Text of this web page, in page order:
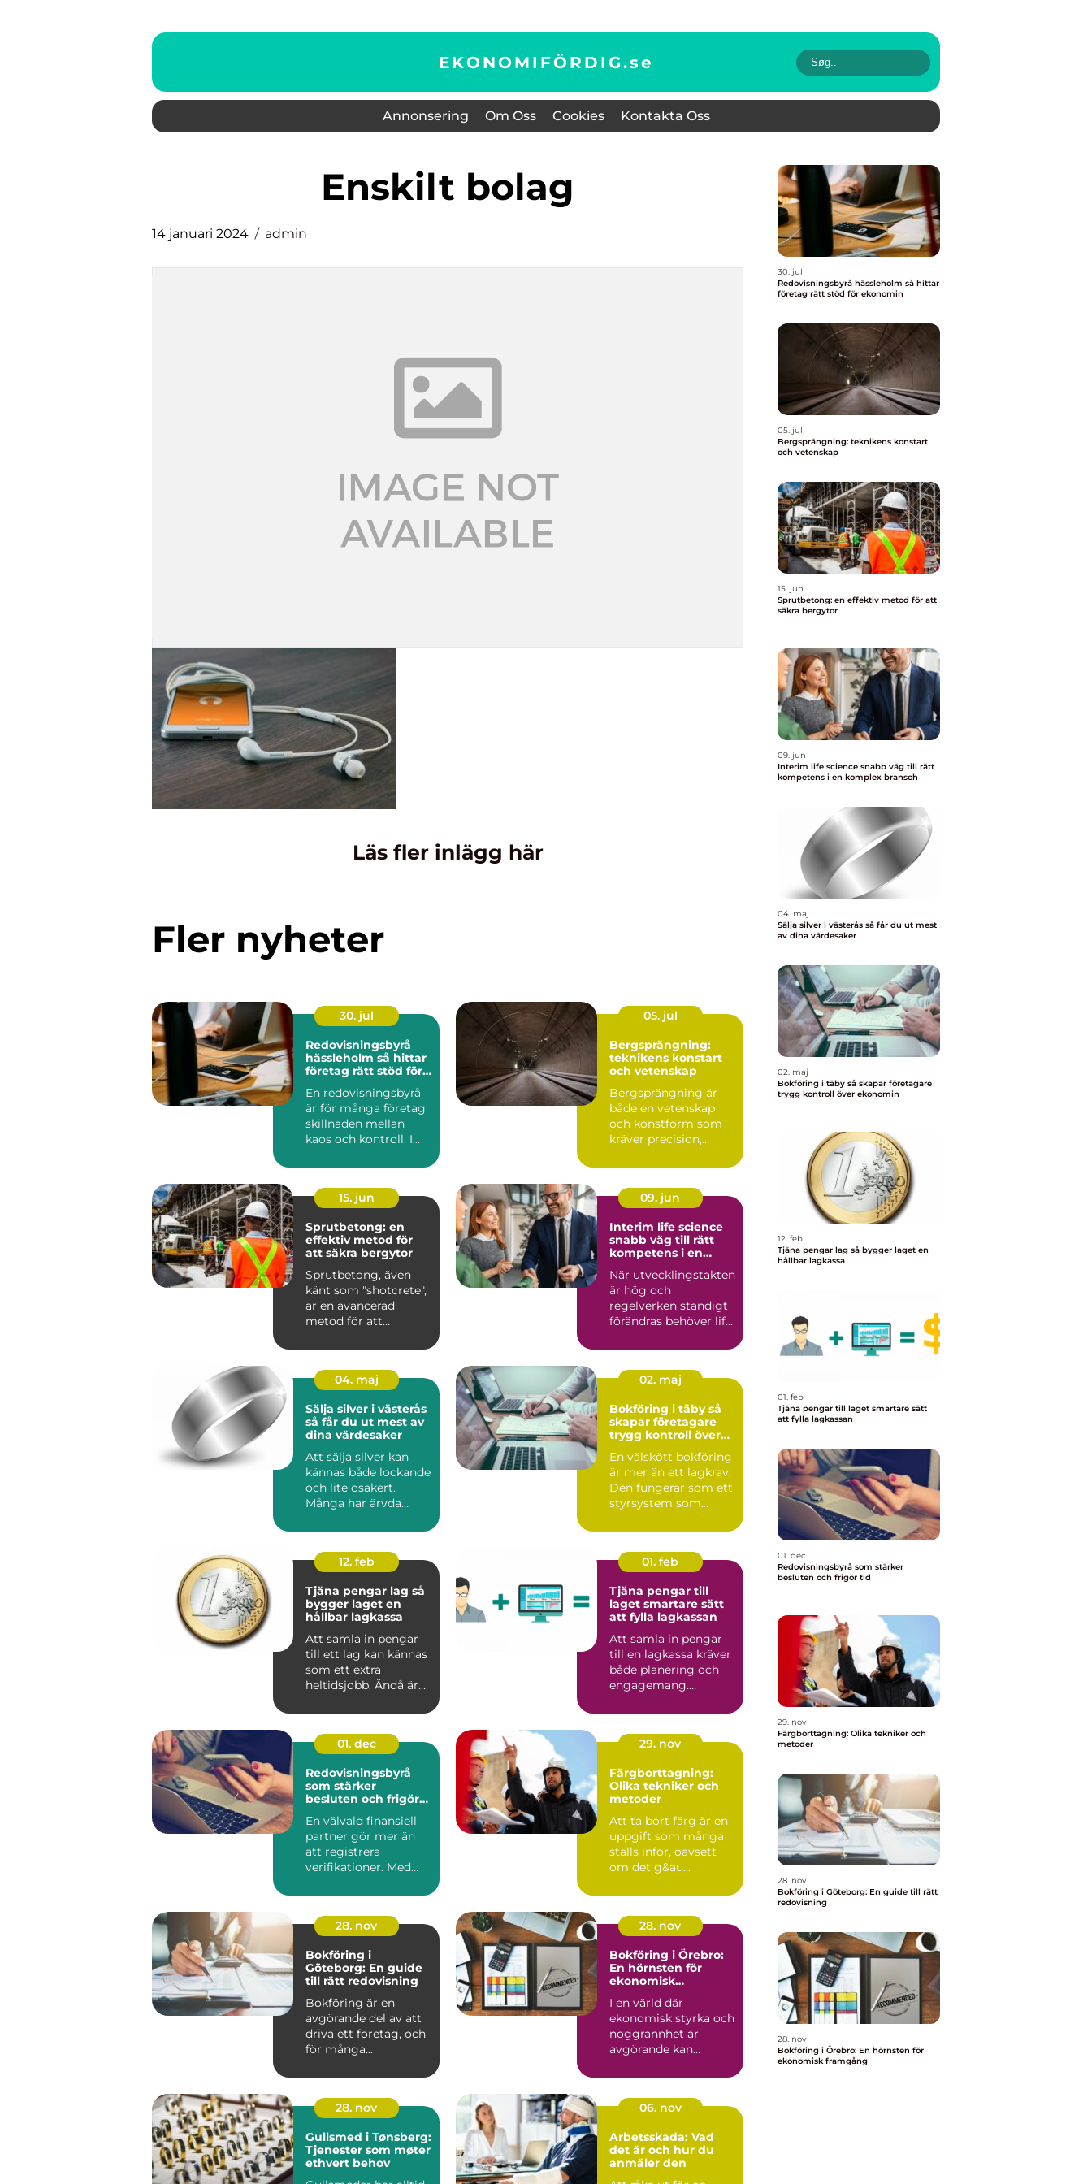
EKONOMIFÖRDIG.se
Annonsering Om Oss Cookies Kontakta Oss
enskilt bolag
14 januari 2024 admin
Läs fler inlägg här
Fler nyheter
30. jul
Redovisningsbyrå
hässleholm så hittar
företag rätt stöd för
En redovisningsbyrå
är för många företag
skillnaden mellan
kaos och kontroll. I
det...
05. jul
Bergsprängning:
teknikens konstart
och vetenskap
Bergsprängning är
både en vetenskap
och konstform som
kräver precision,
teknik. ...
15. jun
Sprutbetong: en
effektiv metod för
att säkra bergytor
Sprutbetong, även
känt som "shotcrete",
är en avancerad
metod för att
09. jun
Interim life science
snabb väg till rätt
kompetens i en
När utvecklingstakten
är hög och
regelverken ständigt
förändras behöver life
sna...
04. maj
Sälja silver i västerås
så får du ut mest av
dina värdesaker
Att sälja silver kan
kännas både lockande
och lite osäkert.
Många har ärvda
smyc...
02. maj
Bokföring i täby så
skapar företagare
trygg kontroll över
En välskött bokföring
är mer än ett lagkrav.
Den fungerar som ett
styrsystem som
12. feb
Tjäna pengar lag så
bygger laget en
hållbar lagkassa
Att samla in pengar
till ett lag kan kännas
som ett extra
heltidsjobb. Ändå är
01. feb
Tjäna pengar till
laget smartare sätt
att fylla lagkassan
Att samla in pengar
till en lagkassa kräver
både planering och
engagemang.
en cu...
01. dec
Redovisningsbyrå
som stärker
besluten och frigör
En välvald finansiell
partner gör mer än
att registrera
verifikationer. Med
29. nov
Färgborttagning:
Olika tekniker och
metoder
Att ta bort färg är en
uppgift som många
ställs inför, oavsett
om det g&au...
28. nov
Bokföring i
Göteborg: En guide
till rätt redovisning
Bokföring är en
avgörande del av att
driva ett företag, och
för många...
28. nov
Bokföring i Örebro:
En hörnsten för
ekonomisk
I en värld där
ekonomisk styrka och
noggrannhet är
avgörande kan
28. nov
Gullsmed i Tønsberg:
Tjenester som møter
ethvert behov
06. nov
Arbetsskada: Vad
det är och hur du
anmäler den
30. jul
Redovisningsbyrå hässleholm så hittar
företag rätt stöd för ekonomin
05. jul
Bergsprängning: teknikens konstart
och vetenskap
15. jun
Sprutbetong: en effektiv metod för att
säkra bergytor
09. jun
Interim life science snabb väg till rätt
kompetens i en komplex bransch
04. maj
Sälja silver i västerås så får du ut mest
av dina värdesaker
02. maj
Bokföring i täby så skapar företagare
trygg kontroll över ekonomin
12. feb
Tjäna pengar lag så bygger laget en
hållbar lagkassa
01. feb
Tjäna pengar till laget smartare sätt
att fylla lagkassan
01. dec
Redovisningsbyrå som stärker
besluten och frigör tid
29. nov
Färgborttagning: Olika tekniker och
metoder
28. nov
Bokföring i Göteborg: En guide till rätt
redovisning
28. nov
Bokföring i Örebro: En hörnsten för
ekonomisk framgång